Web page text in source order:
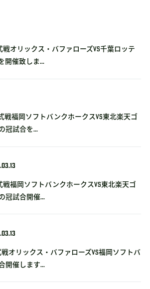
戦オリックス・バファローズvs千葉ロッテ
開催致しま...
戦福岡ソフトバンクホークスVS東北楽天ゴ
冠試合を...
戦福岡ソフトバンクホークスVS東北楽天ゴ
冠試合開催...
戦オリックス・バファローズvs福岡ソフトバ
開催します...